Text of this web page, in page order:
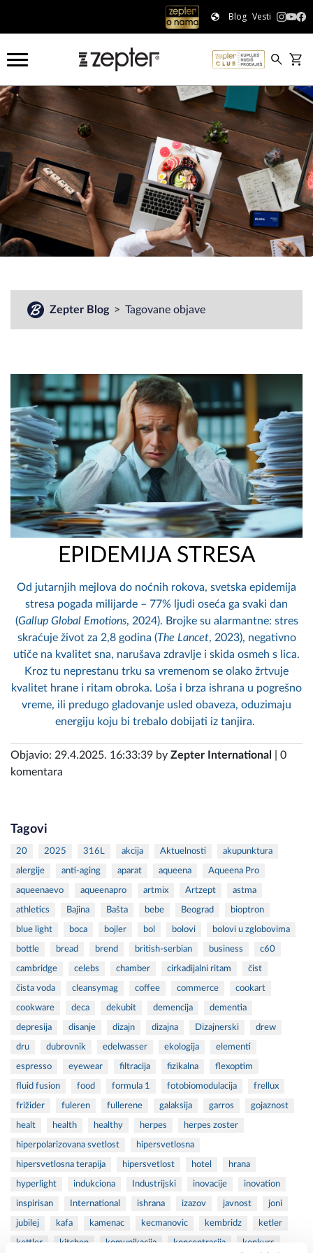
Blog Vesti
Zepter Blog Tagovane objave
EPIDEMIJA STRESA
Od jutarnjih mejlova do noćnih rokova, svetska epidemija
stresa pogađa milijarde – 77% ljudi oseća ga svaki dan
(Gallup Global Emotions, 2024). Brojke su alarmantne: stres
skraćuje život za 2,8 godina (The Lancet, 2023), negativno
utiče na kvalitet sna, narušava zdravlje i skida osmeh s lica.
Kroz tu neprestanu trku sa vremenom se olako žrtvuje
kvalitet hrane i ritam obroka. Loša i brza ishrana u pogrešno
vreme, ili predugo gladovanje usled obaveza, oduzimaju
energiju koju bi trebalo dobijati iz tanjira.
Objavio: 29.4.2025. 16:33:39 by Zepter International
| 0
komentara
Tagovi
20 2025 316L akcija Aktuelnosti akupunktura
alergije anti-aging aparat aqueena Aqueena Pro
aqueenaevo aqueenapro artmix Artzept astma
athletics Bajina Bašta bebe Beograd bioptron
blue light boca bojler bol bolovi bolovi u zglobovima
bottle bread brend british-serbian business c60
cambridge celebs chamber cirkadijalni ritam čist
čista voda cleansymag coffee commerce cookart
cookware deca dekubit demencija dementia
depresija disanje dizajn dizajna Dizajnerski drew
dru dubrovnik edelwasser ekologija elementi
espresso eyewear filtracija fizikalna flexoptim
fluid fusion food formula 1 fotobiomodulacija frellux
frižider fuleren fullerene galaksija garros gojaznost
healt health healthy herpes herpes zoster
hiperpolarizovana svetlost hipersvetlosna
hipersvetlosna terapija hipersvetlost hotel hrana
hyperlight indukciona Industrijski inovacije inovation
inspirisan International ishrana izazov javnost joni
jubilej kafa kamenac kecmanovic kembridz ketler
kettler kitchen komunikacija koncentracija konkurs